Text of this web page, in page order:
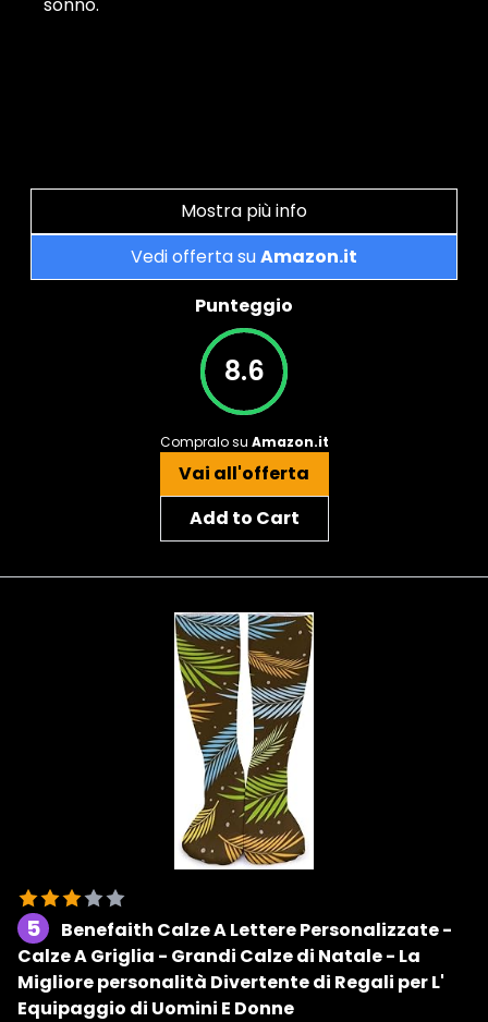
Mostra più info
Vedi offerta suAmazon.it
Punteggio
8.6
Compralo su Amazon.it
Vai all'offerta
Add to Cart
5
Benefaith Calze A Lettere Personalizzate -
Calze A Griglia - Grandi Calze di Natale - La
Migliore personalità Divertente di Regali per L'
Equipaggio di Uomini E Donne